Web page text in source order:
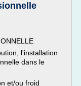
l'installation
dans le
et/ou froid